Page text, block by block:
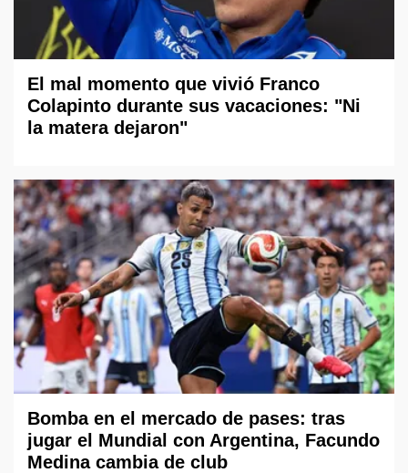
El mal momento que vivió Franco
Colapinto durante sus vacaciones: "Ni
la matera dejaron"
Bomba en el mercado de pases: tras
jugar el Mundial con Argentina, Facundo
Medina cambia de club